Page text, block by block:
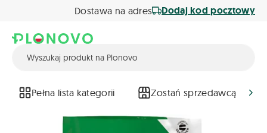
Dostawa na adres Dodaj kod pocztowy
Pełna lista kategorii Zostań sprzedawcą